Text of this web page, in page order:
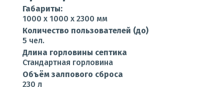
Габариты:
1000 x 1000 x 2300 мм
Количество пользователей (до)
5 чел.
Длина горловины септика
Стандартная горловина
Объём залпового сброса
230 л